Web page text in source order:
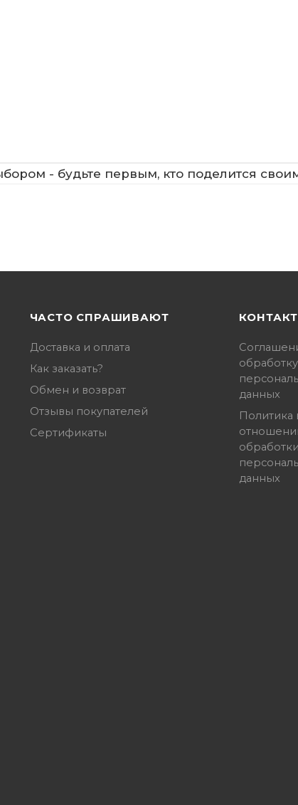
- будьте первым, кто поделится
ЧАСТО СПРАШИВАЮТ
Доставка и оплата
Как заказать?
Обмен и возврат
Отзывы покупателей
Сертификаты
обработку
данных
Политика
обработки
данных